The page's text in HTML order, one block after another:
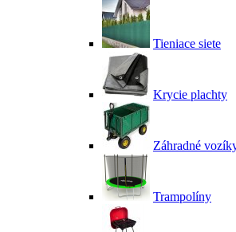
Tieniace siete
Krycie plachty
Záhradné
Trampolíny